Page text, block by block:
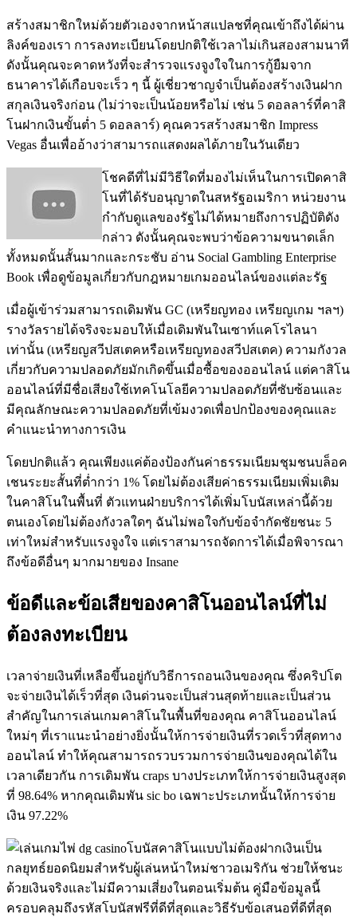
สร้างสมาชิกใหม่ด้วยตัวเองจากหน้าสแปลชที่คุณเข้าถึงได้ผ่าน
ลิงค์ของเรา การลงทะเบียนโดยปกติใช้เวลาไม่เกินสองสามนาที
ดังนั้นคุณจะคาดหวังที่จะสำรวจแรงจูงใจในการกู้ยืมจาก
ธนาคารได้เกือบจะเร็ว ๆ นี้ ผู้เชี่ยวชาญจำเป็นต้องสร้างเงินฝาก
สกุลเงินจริงก่อน (ไม่ว่าจะเป็นน้อยหรือไม่ เช่น 5 ดอลลาร์ที่คาสิ
โนฝากเงินขั้นต่ำ 5 ดอลลาร์) คุณควรสร้างสมาชิก Impress
Vegas อื่นเพื่ออ้างว่าสามารถแสดงผลได้ภายในวันเดียว
โชคดีที่ไม่มีวิธีใดที่มองไม่เห็นในการเปิดคาสิ
โนที่ได้รับอนุญาตในสหรัฐอเมริกา หน่วยงาน
กำกับดูแลของรัฐไม่ได้หมายถึงการปฏิบัติดัง
กล่าว ดังนั้นคุณจะพบว่าข้อความขนาดเล็ก
ทั้งหมดนั้นสั้นมากและกระชับ อ่าน Social Gambling Enterprise
Book เพื่อดูข้อมูลเกี่ยวกับกฎหมายเกมออนไลน์ของแต่ละรัฐ
เมื่อผู้เข้าร่วมสามารถเดิมพัน GC (เหรียญทอง เหรียญเกม ฯลฯ)
รางวัลรายได้จริงจะมอบให้เมื่อเดิมพันในเซาท์แคโรไลนา
เท่านั้น (เหรียญสวีปสเตคหรือเหรียญทองสวีปสเตค) ความกังวล
เกี่ยวกับความปลอดภัยมักเกิดขึ้นเมื่อซื้อของออนไลน์ แต่คาสิโน
ออนไลน์ที่มีชื่อเสียงใช้เทคโนโลยีความปลอดภัยที่ซับซ้อนและ
มีคุณลักษณะความปลอดภัยที่เข้มงวดเพื่อปกป้องของคุณและ
คำแนะนำทางการเงิน
โดยปกติแล้ว คุณเพียงแค่ต้องป้องกันค่าธรรมเนียมชุมชนบล็อค
เชนระยะสั้นที่ต่ำกว่า 1% โดยไม่ต้องเสียค่าธรรมเนียมเพิ่มเติม
ในคาสิโนในพื้นที่ ตัวแทนฝ่ายบริการได้เพิ่มโบนัสเหล่านี้ด้วย
ตนเองโดยไม่ต้องกังวลใดๆ ฉันไม่พอใจกับข้อจำกัดชัยชนะ 5
เท่าใหม่สำหรับแรงจูงใจ แต่เราสามารถจัดการได้เมื่อพิจารณา
ถึงข้อดีอื่นๆ มากมายของ Insane
ข้อดีและข้อเสียของคาสิโนออนไลน์ที่ไม่
ต้องลงทะเบียน
เวลาจ่ายเงินที่เหลือขึ้นอยู่กับวิธีการถอนเงินของคุณ ซึ่งคริปโต
จะจ่ายเงินได้เร็วที่สุด เงินด่วนจะเป็นส่วนสุดท้ายและเป็นส่วน
สำคัญในการเล่นเกมคาสิโนในพื้นที่ของคุณ คาสิโนออนไลน์
ใหม่ๆ ที่เราแนะนำอย่างยิ่งนั้นให้การจ่ายเงินที่รวดเร็วที่สุดทาง
ออนไลน์ ทำให้คุณสามารถรวบรวมการจ่ายเงินของคุณได้ใน
เวลาเดียวกัน การเดิมพัน craps บางประเภทให้การจ่ายเงินสูงสุด
ที่ 98.64% หากคุณเดิมพัน sic bo เฉพาะประเภทนั้นให้การจ่าย
เงิน 97.22%
โบนัสคาสิโนแบบไม่ต้องฝากเงินเป็น
กลยุทธ์ยอดนิยมสำหรับผู้เล่นหน้าใหม่ชาวอเมริกัน ช่วยให้ชนะ
ด้วยเงินจริงและไม่มีความเสี่ยงในตอนเริ่มต้น คู่มือข้อมูลนี้
ครอบคลุมถึงรหัสโบนัสฟรีที่ดีที่สุดและวิธีรับข้อเสนอที่ดีที่สุด